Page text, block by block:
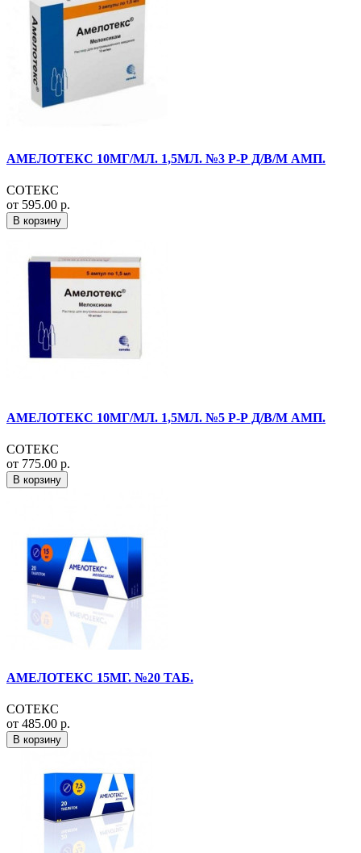
АМЕЛОТЕКС 10МГ/МЛ. 1,5МЛ. №3 Р-Р Д/В/М АМП.
СОТЕКС
от 595.00 р.
В корзину
АМЕЛОТЕКС 10МГ/МЛ. 1,5МЛ. №5 Р-Р Д/В/М АМП.
СОТЕКС
от 775.00 р.
В корзину
АМЕЛОТЕКС 15МГ. №20 ТАБ.
СОТЕКС
от 485.00 р.
В корзину